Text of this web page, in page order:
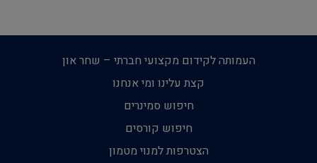
העמותה לקידום מקצועי חברתי – שחר און
קצת עלינו ומי אנחנו
חיפוש סמינרים
חיפוש קורסים
הצטרפות למנוי מטמון